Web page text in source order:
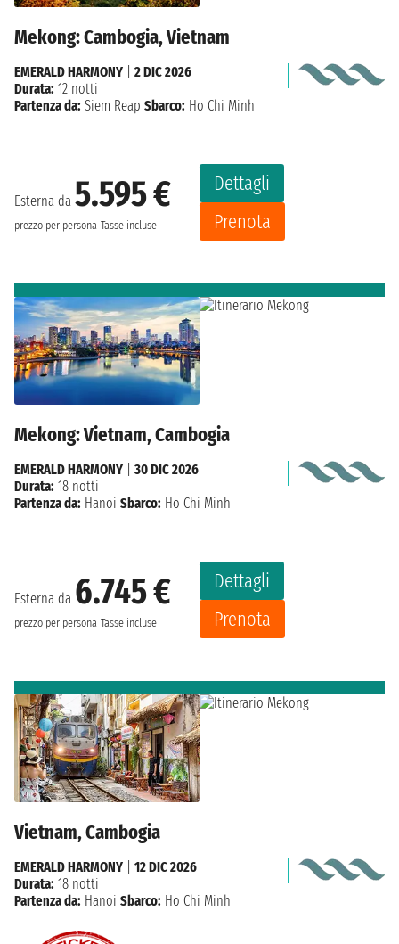
Mekong: Cambogia, Vietnam
Esterna da 5.595 €
prezzo per persona Tasse incluse
Dettagli
Prenota
EMERALD HARMONY
2 DIC 2026
Durata: 12 notti
Partenza da: Siem Reap Sbarco: Ho Chi Minh
Mekong: Vietnam, Cambogia
Esterna da 6.745 €
prezzo per persona Tasse incluse
Dettagli
Prenota
EMERALD HARMONY
30 DIC 2026
Durata: 18 notti
Partenza da: Hanoi Sbarco: Ho Chi Minh
Vietnam, Cambogia
EMERALD HARMONY
12 DIC 2026
Durata: 18 notti
Partenza da: Hanoi Sbarco: Ho Chi Minh